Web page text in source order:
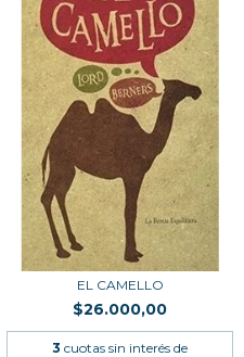
EL CAMELLO
$26.000,00
3 cuotas sin interés de